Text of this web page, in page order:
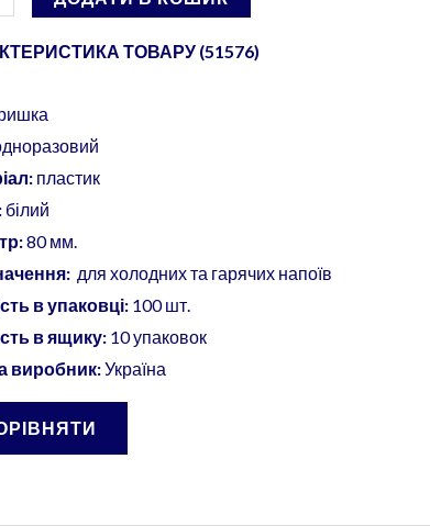
ТОВАРУ (51576)
пластик
білий
80 мм.
для холодних та гарячих напоїв
в упаковці: 100 шт.
в ящику: 10 упаковок
виробник:Україна